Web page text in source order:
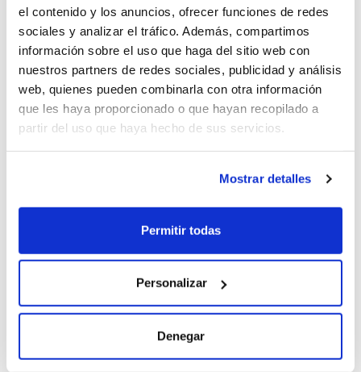
el contenido y los anuncios, ofrecer funciones de redes
sociales y analizar el tráfico. Además, compartimos
información sobre el uso que haga del sitio web con
nuestros partners de redes sociales, publicidad y análisis
web, quienes pueden combinarla con otra información
que les haya proporcionado o que hayan recopilado a
partir del uso que haya hecho de sus servicios.
Mostrar detalles
Permitir todas
Personalizar
Denegar
oQHnWnkU (2026-05-04)
PPsQukTM (2026-05-04)
1